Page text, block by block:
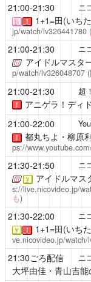
21:00-21:30 ニ
新 ！ 1+1=田(いち
jp/watch/lv326441780 (
21:00-21:30 ニ
アイドルマスタ
p/watch/lv326048707(
21:00-21:30 超
！ アニゲラ！ディ
21:00-22:00
！ 都丸ちよ・柳原
ps://
21:30-21:50 ニ
￥ アイドルマス
s://live.nicovideo.jp/
も)
21:30-22:00 ニ
￥ ！ 1+1=田(いち
ve.nicovideo.jp/watch/
21:30ごろ配信 ニ
大坪由佳・青山吉